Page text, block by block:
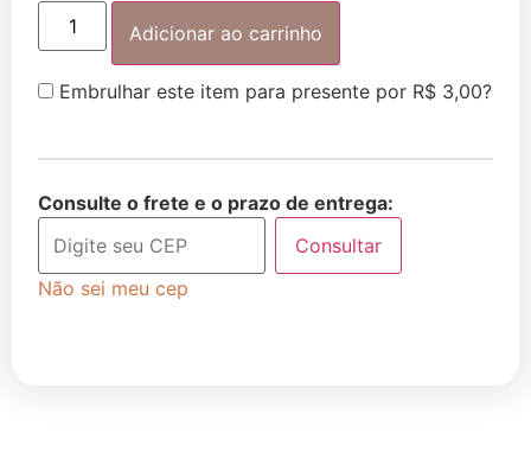
Adicionar ao carrinho
Embrulhar este item para presente por R$ 3,00?
Consulte o frete e o prazo de entrega:
Consultar
Não sei meu cep